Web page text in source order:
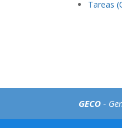
Tareas
GECO -